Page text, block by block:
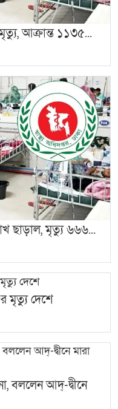
আক্রান্ত ১১৩৫...
ছাড়াল, মৃত্যু ৬৬৬...
মৃত্যু দেশে
বললেন আদ্-দ্বীনে